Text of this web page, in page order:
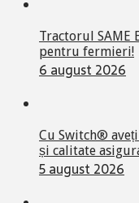
Tractorul SAME
pentru fermieri!
6 august 2026
Cu Switch®
și calitate
5 august 2026